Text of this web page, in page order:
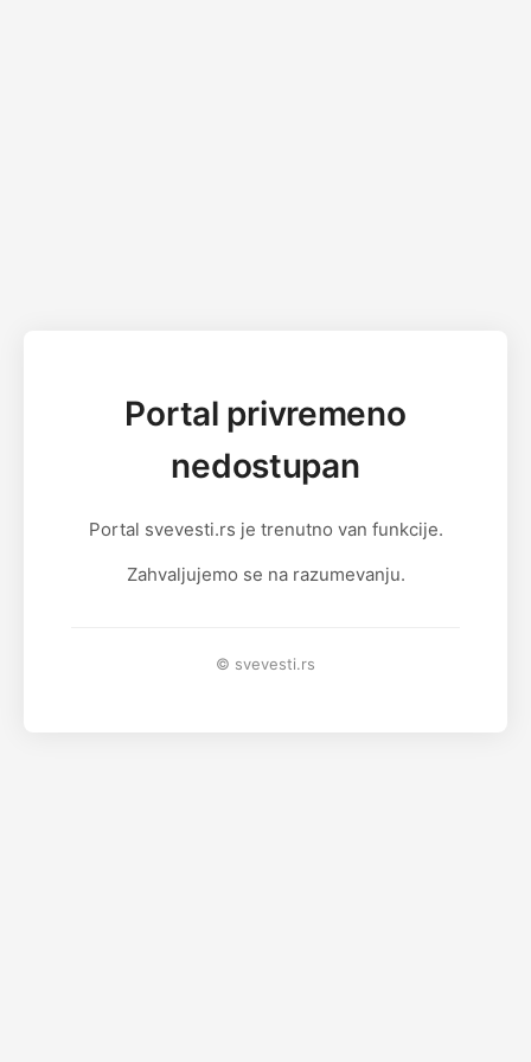
Portal privremeno
nedostupan
Portal svevesti.rs je trenutno van funkcije.
Zahvaljujemo se na razumevanju.
© svevesti.rs